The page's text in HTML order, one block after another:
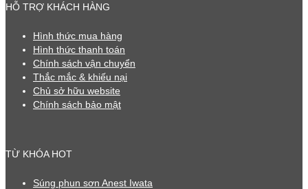
HỖ TRỢ KHÁCH HÀNG
Hình thức mua hàng
Hình thức thanh toán
Chính sách vận chuyển
Thắc mắc & khiếu nại
Chủ sở hữu website
Chính sách bảo mật
TỪ KHÓA HOT
Súng phun sơn Anest Iwata